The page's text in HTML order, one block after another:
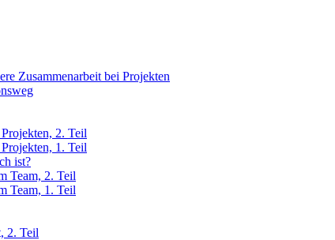
Zusammenarbeit bei Projekten
2. Teil
1. Teil
ist?
Team, 2. Teil
Team, 1. Teil
2. Teil